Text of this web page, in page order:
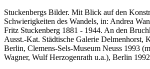
Stuckenbergs Bilder. Mit Blick auf den
Schwierigkeiten des Wandels, in: Andrea
Fritz Stuckenberg 1881 - 1944. An den
Ausst.-Kat. Städtische Galerie Delmenhorst,
Berlin, Clemens-Sels-Museum Neuss 1993
Wagner, Wulf Herzogenrath u.a.), Berlin